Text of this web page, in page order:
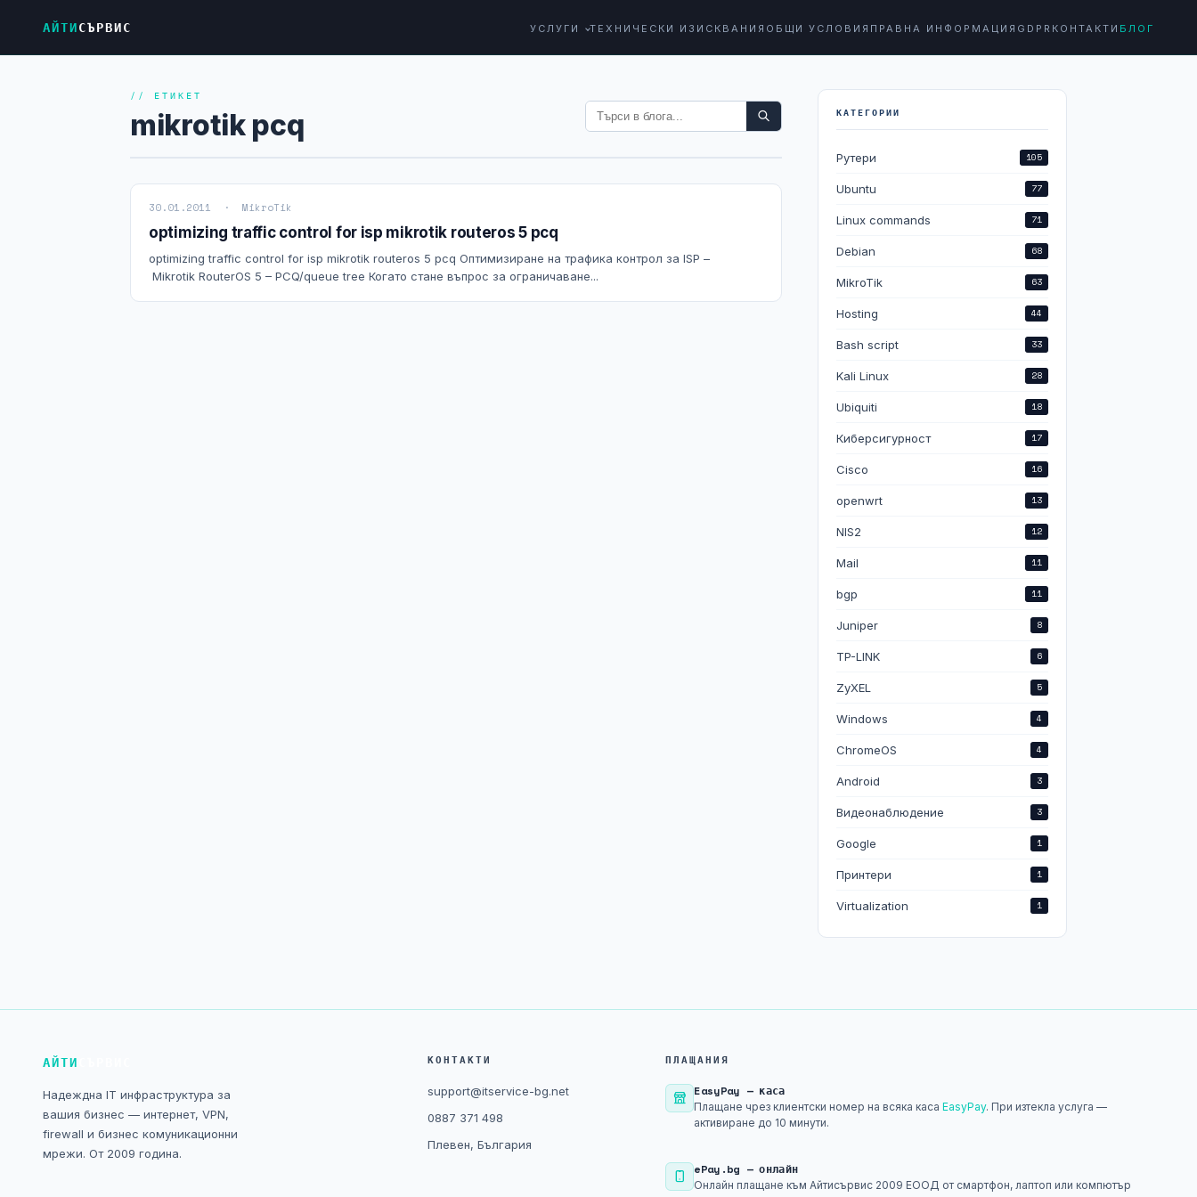
АЙТИСЪРВИС УСЛУГИ ТЕХНИЧЕСКИ ИЗИСКВАНИЯ ОБЩИ УСЛОВИЯ ПРАВНА ИНФОРМАЦИЯ GDPR КОНТАКТИ БЛОГ
// ЕТИКЕТ
mikrotik pcq
30.01.2011 · MikroTik
optimizing traffic control for isp mikrotik routeros 5 pcq
optimizing traffic control for isp mikrotik routeros 5 pcq Оптимизиране на трафика контрол за ISP –
Mikrotik RouterOS 5 – PCQ/queue tree Когато стане въпрос за ограничаване...
КАТЕГОРИИ
Рутери 105
Ubuntu 77
Linux commands 71
Debian 68
MikroTik 63
Hosting 44
Bash script 33
Kali Linux 28
Ubiquiti 18
Киберсигурност 17
Cisco 16
openwrt 13
NIS2 12
Mail 11
bgp 11
Juniper 8
TP-LINK 6
ZyXEL 5
Windows 4
ChromeOS 4
Android 3
Видеонаблюдение 3
Google 1
Принтери 1
Virtualization 1
АЙТИ
Надеждна IT инфраструктура за
вашия бизнес — интернет, VPN,
firewall и бизнес комуникационни
мрежи. От 2009 година.
КОНТАКТИ
support@itservice-bg.net
0887 371 498
Плевен, България
ПЛАЩАНИЯ
EasyPay — каса
Плащане чрез клиентски номер на всяка касаEasyPay. При изтекла услуга —
активиране до 10 минути.
ePay.bg — онлайн
Онлайн плащане към Айтисървис 2009 ЕООД от смартфон, лаптоп или компютър